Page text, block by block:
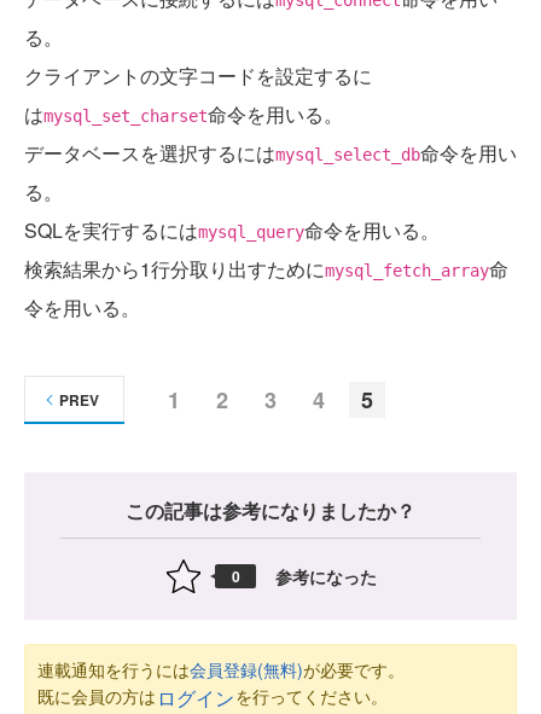
る。
クライアントの文字コードを設定するに
はmysql_set_charset命令を用いる。
データベースを選択するにはmysql_select_db命令を用い
る。
SQLを実行するにはmysql_query命令を用いる。
検索結果から1行分取り出すためにmysql_fetch_array命
令を用いる。
1 2 3 4 5
PREV
この記事は参考になりましたか？
0 参考になった
連載通知を行うには会員登録(無料)が必要です。
既に会員の方は ログインを行ってください。